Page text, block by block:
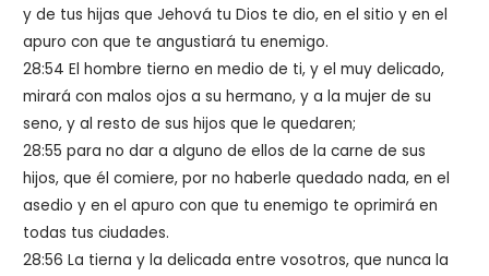
y de tus hijas que Jehová tu Dios te dio, en el sitio y en el
apuro con que te angustiará tu enemigo.
28:54 El hombre tierno en medio de ti, y el muy delicado,
mirará con malos ojos a su hermano, y a la mujer de su
seno, y al resto de sus hijos que le quedaren;
28:55 para no dar a alguno de ellos de la carne de sus
hijos, que él comiere, por no haberle quedado nada, en el
asedio y en el apuro con que tu enemigo te oprimirá en
todas tus ciudades.
28:56 La tierna y la delicada entre vosotros, que nunca la